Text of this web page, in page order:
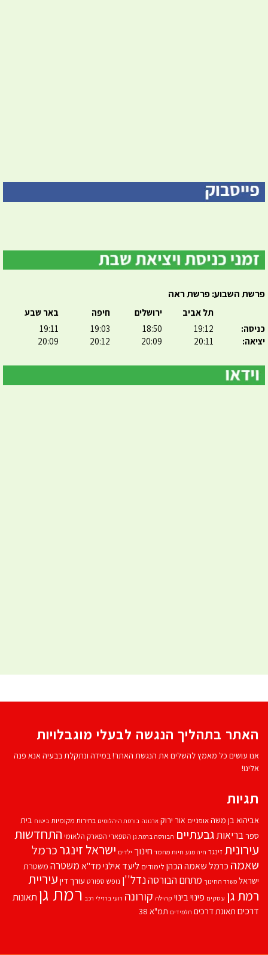
פרשת השבוע: פרשת ראה
כניסה:
יציאה:
תל אביב
19:12
20:11
ירושלים
18:50
20:09
חיפה
19:03
20:12
באר שבע
19:11
20:09
האתר בתהליך הנגשה לבעלי מוגבלויות
אנו עושים כל מאמץ להשלים את הנגשת האתר! במידה ונתקלת בבעיה אנא פנה
אלינו!
תגיות
אביהוא בן משהאופניים אור ירוק ארנונה בורסת היהלומים בחירות מקומיות ביטוח בית
ספרבריאותגבעתיים הבורסה ברמת גן הספארי הפארק הלאומי התחדשות
עירוניתזינגר חיה מנע חיות מחמד חינוך ילדים ישראל זינגרכרמל
שאמה כרמל שאמה הכהן לימודים ליעד אילנימד''אמשטרה משטרת
ישראל משרד החינוך מתחם הבורסהנדל''ן נופש ספורט עורך דין עיריית
רמת גן עסקים פינוי בינוי קהילה קורונה רועי ברזילי רכב רמת גן תאונות
דרכים תאונת דרכים תלמידים תמ"א 38